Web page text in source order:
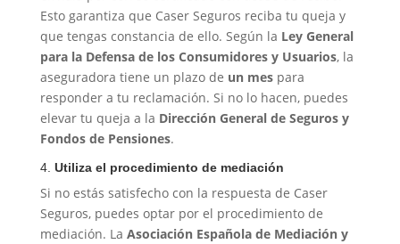
Esto garantiza que Caser Seguros reciba tu queja y
que tengas constancia de ello. Según la Ley General
para la Defensa de los Consumidores y Usuarios, la
aseguradora tiene un plazo de un mespara
responder a tu reclamación. Si no lo hacen, puedes
elevar tu queja a la Dirección General de Seguros y
Fondos de Pensiones.
4. Utiliza el procedimiento de mediación
Si no estás satisfecho con la respuesta de Caser
Seguros, puedes optar por el procedimiento de
mediación. La Asociación Española de Mediación y